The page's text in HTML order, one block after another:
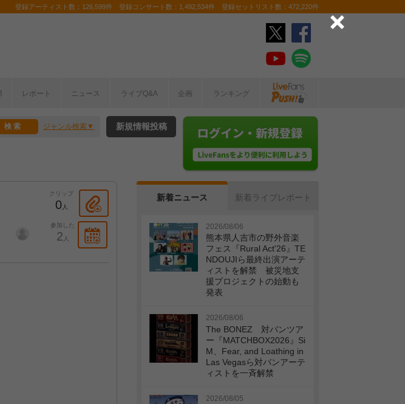
登録アーティスト数：126,599件 登録コンサート数：1,492,534件 登録セットリスト数：472,220件
レポート ニュース ライブQ&A 企画 ランキング
ジャンル検索 新規情報投稿
クリップ
0人
参加した
2 人
新着ニュース 新着ライブレポート
2026/08/06
熊本県人吉市の野外音楽
フェス『Rural Act'26』TE
NDOUJIら最終出演アーテ
ィストを解禁 被災地支
援プロジェクトの始動も
発表
2026/08/06
The BONEZ 対バンツア
ー『MATCHBOX2026』Si
M、Fear, and Loathing in
Las Vegasら対バンアーテ
ィストを一斉解禁
2026/08/05